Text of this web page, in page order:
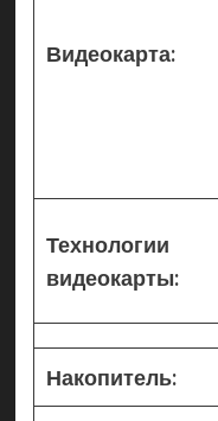
Видеокарта:
Технологии
видеокарты:
Накопитель: